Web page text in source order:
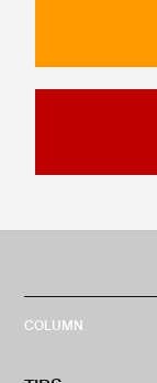
COLUMN